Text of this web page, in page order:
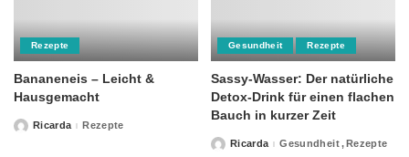
Rezepte
Bananeneis – Leicht &
Hausgemacht
PostedRicarda Rezepte
Gesundheit Rezepte
Sassy-Wasser: Der natürliche
Detox-Drink für einen flachen
Bauch in kurzer Zeit
PostedRicarda Gesundheit Rezepte